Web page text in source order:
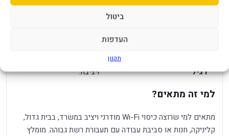
ביטול
העדפות
תקנון
- מתח ונתונים על אותו כבל רשת להתקנה נקייה ומקצועית.
נוספות.
פתרון מקצועי יותר ממגדיל טווח
רגיל
ויציבה.
למי זה מתאים?
מתאים למי שרוצה כיסוי Wi-Fi מודרני ויציב במשרד, בבית גדול,
קליניקה, חנות או סביבת עבודה עם תעבורת רשת גבוהה. מומלץ